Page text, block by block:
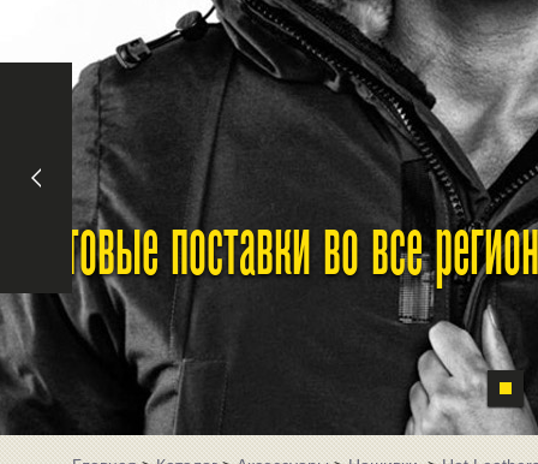
Оптовые поставки во все